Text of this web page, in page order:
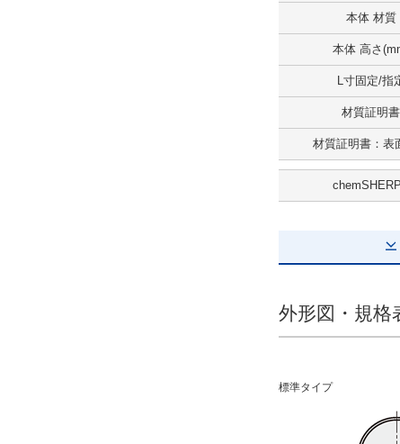
本体 材質
本体 高さ
L寸固定/指
材質証明書
材質証明書：表
外形図・規格
標準タイプ